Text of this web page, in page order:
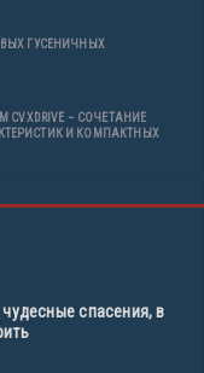
ГУСЕНИЧНЫХ
CVXDRIVE – СОЧЕТАНИЕ
И КОМПАКТНЫХ
спасения, в